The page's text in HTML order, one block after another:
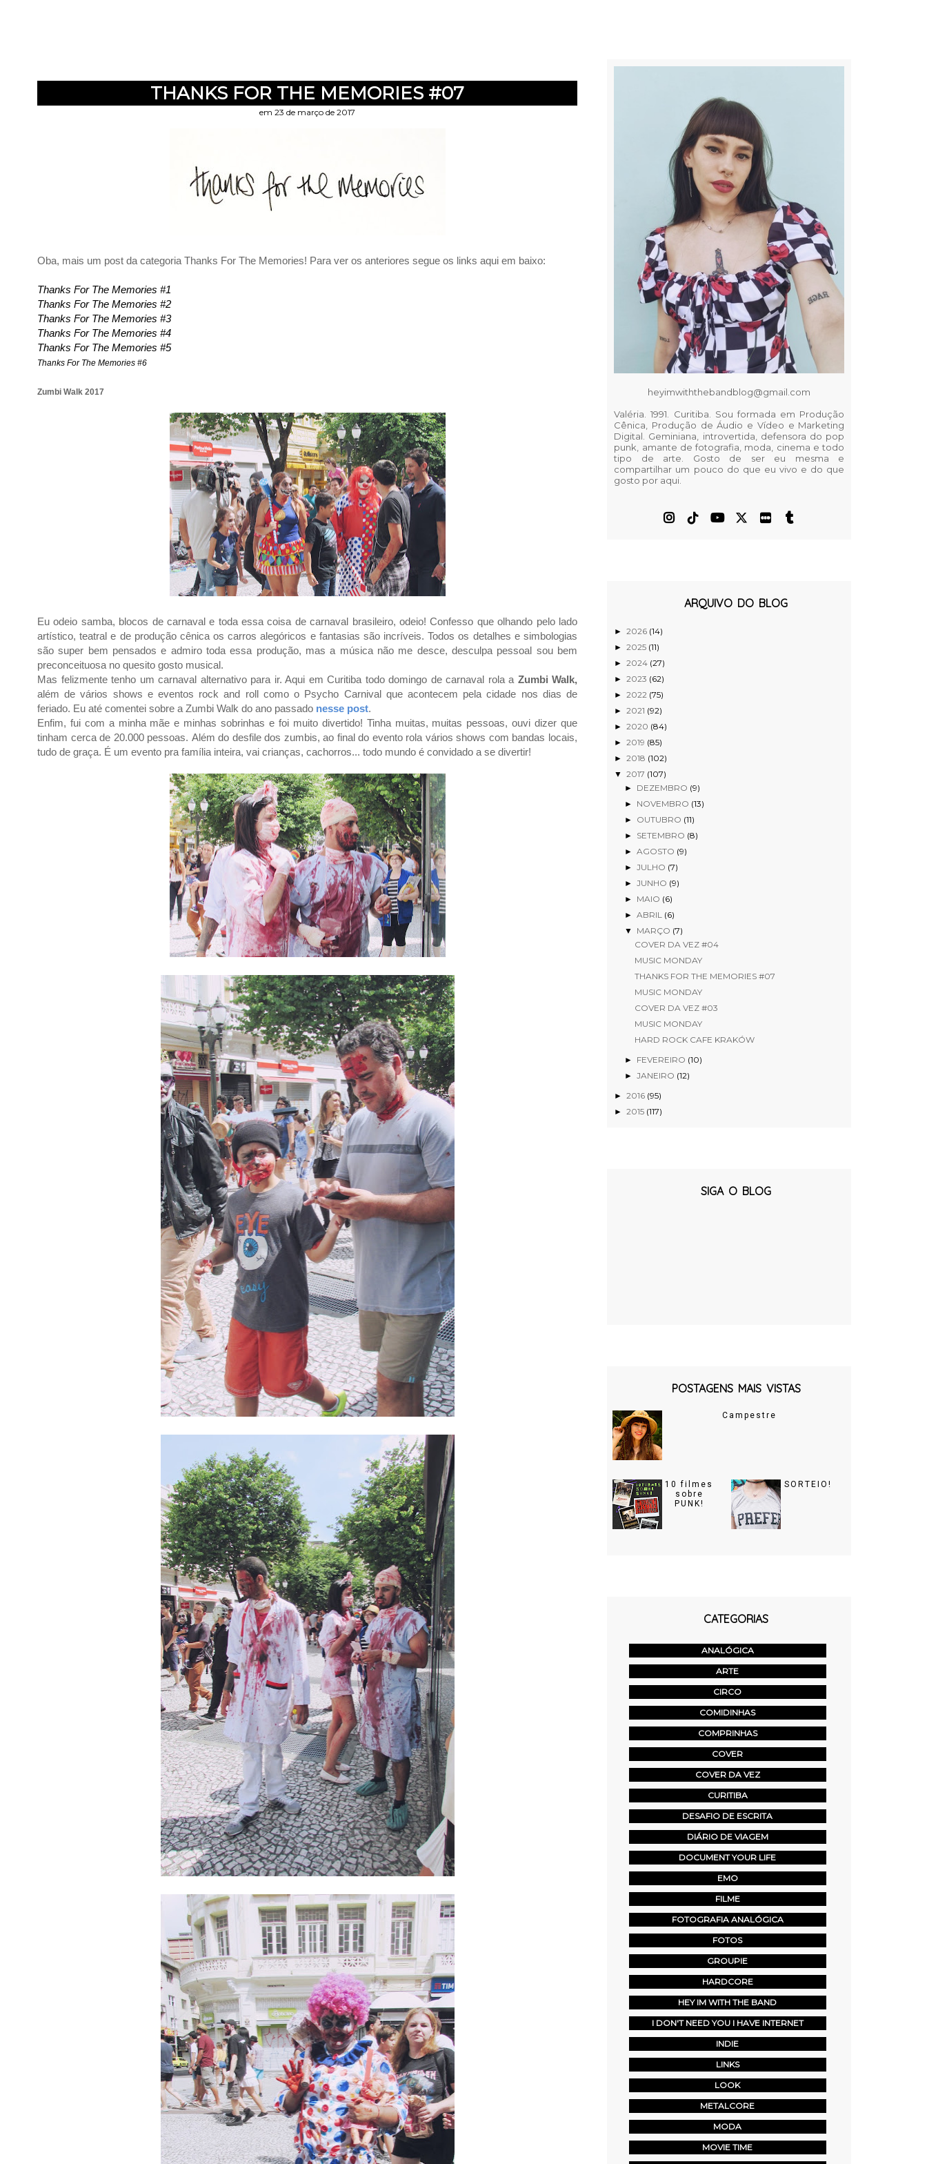
THANKS FOR THE MEMORIES #07
em 23 de março de 2017
Oba, mais um post da categoria Thanks For The Memories! Para ver os anteriores segue os links aqui em baixo:
Thanks For The Memories #1
Thanks For The Memories #2
Thanks For The Memories #3
Thanks For The Memories #4
Thanks For The Memories #5
Thanks For The Memories #6
Zumbi Walk 2017
Eu odeio samba, blocos de carnaval e toda essa coisa de carnaval brasileiro, odeio! Confesso que olhando pelo lado
artístico, teatral e de produção cênica os carros alegóricos e fantasias são incríveis. Todos os detalhes e simbologias
são super bem pensados e admiro toda essa produção, mas a música não me desce, desculpa pessoal sou bem
preconceituosa no quesito gosto musical.
Mas felizmente tenho um carnaval alternativo para ir. Aqui em Curitiba todo domingo de carnaval rola a Zumbi Walk,
além de vários shows e eventos rock and roll como o Psycho Carnival que acontecem pela cidade nos dias de
feriado. Eu até comentei sobre a Zumbi Walk do ano passado nesse post.
Enfim, fui com a minha mãe e minhas sobrinhas e foi muito divertido! Tinha muitas, muitas pessoas, ouvi dizer que
tinham cerca de 20.000 pessoas. Além do desfile dos zumbis, ao final do evento rola vários shows com bandas locais,
tudo de graça. É um evento pra família inteira, vai crianças, cachorros... todo mundo é convidado a se divertir!
heyimwiththebandblog@gmail.com
Valéria. 1991. Curitiba. Sou formada em Produção
Cênica, Produção de Áudio e Vídeo e Marketing
Digital. Geminiana, introvertida, defensora do pop
punk, amante de fotografia, moda, cinema e todo
tipo de arte. Gosto de ser eu mesma e
compartilhar um pouco do que eu vivo e do que
gosto por aqui.
ARQUIVO DO BLOG
►2026 (14)
►2025 (11)
►2024 (27)
►2023 (62)
►2022 (75)
►2021 (92)
►2020 (84)
►2019 (85)
►2018 (102)
▼2017 (107)
► DEZEMBRO (9)
► NOVEMBRO (13)
► OUTUBRO (11)
► SETEMBRO (8)
► AGOSTO (9)
► JULHO (7)
► JUNHO (9)
► MAIO (6)
► ABRIL (6)
▼ MARÇO (7)
COVER DA VEZ #04
MUSIC MONDAY
THANKS FOR THE MEMORIES #07
MUSIC MONDAY
COVER DA VEZ #03
MUSIC MONDAY
HARD ROCK CAFE KRAKÓW
► FEVEREIRO (10)
► JANEIRO (12)
►2016 (95)
►2015 (117)
SIGA O BLOG
POSTAGENS MAIS VISTAS
Campestre
10 filmes
sobre
PUNK!
SORTEIO!
CATEGORIAS
ANALÓGICA
ARTE
CIRCO
COMIDINHAS
COMPRINHAS
COVER
COVER DA VEZ
CURITIBA
DESAFIO DE ESCRITA
DIÁRIO DE VIAGEM
DOCUMENT YOUR LIFE
EMO
FILME
FOTOGRAFIA ANALÓGICA
FOTOS
GROUPIE
HARDCORE
HEY IM WITH THE BAND
I DON'T NEED YOU I HAVE INTERNET
INDIE
LINKS
LOOK
METALCORE
MODA
MOVIE TIME